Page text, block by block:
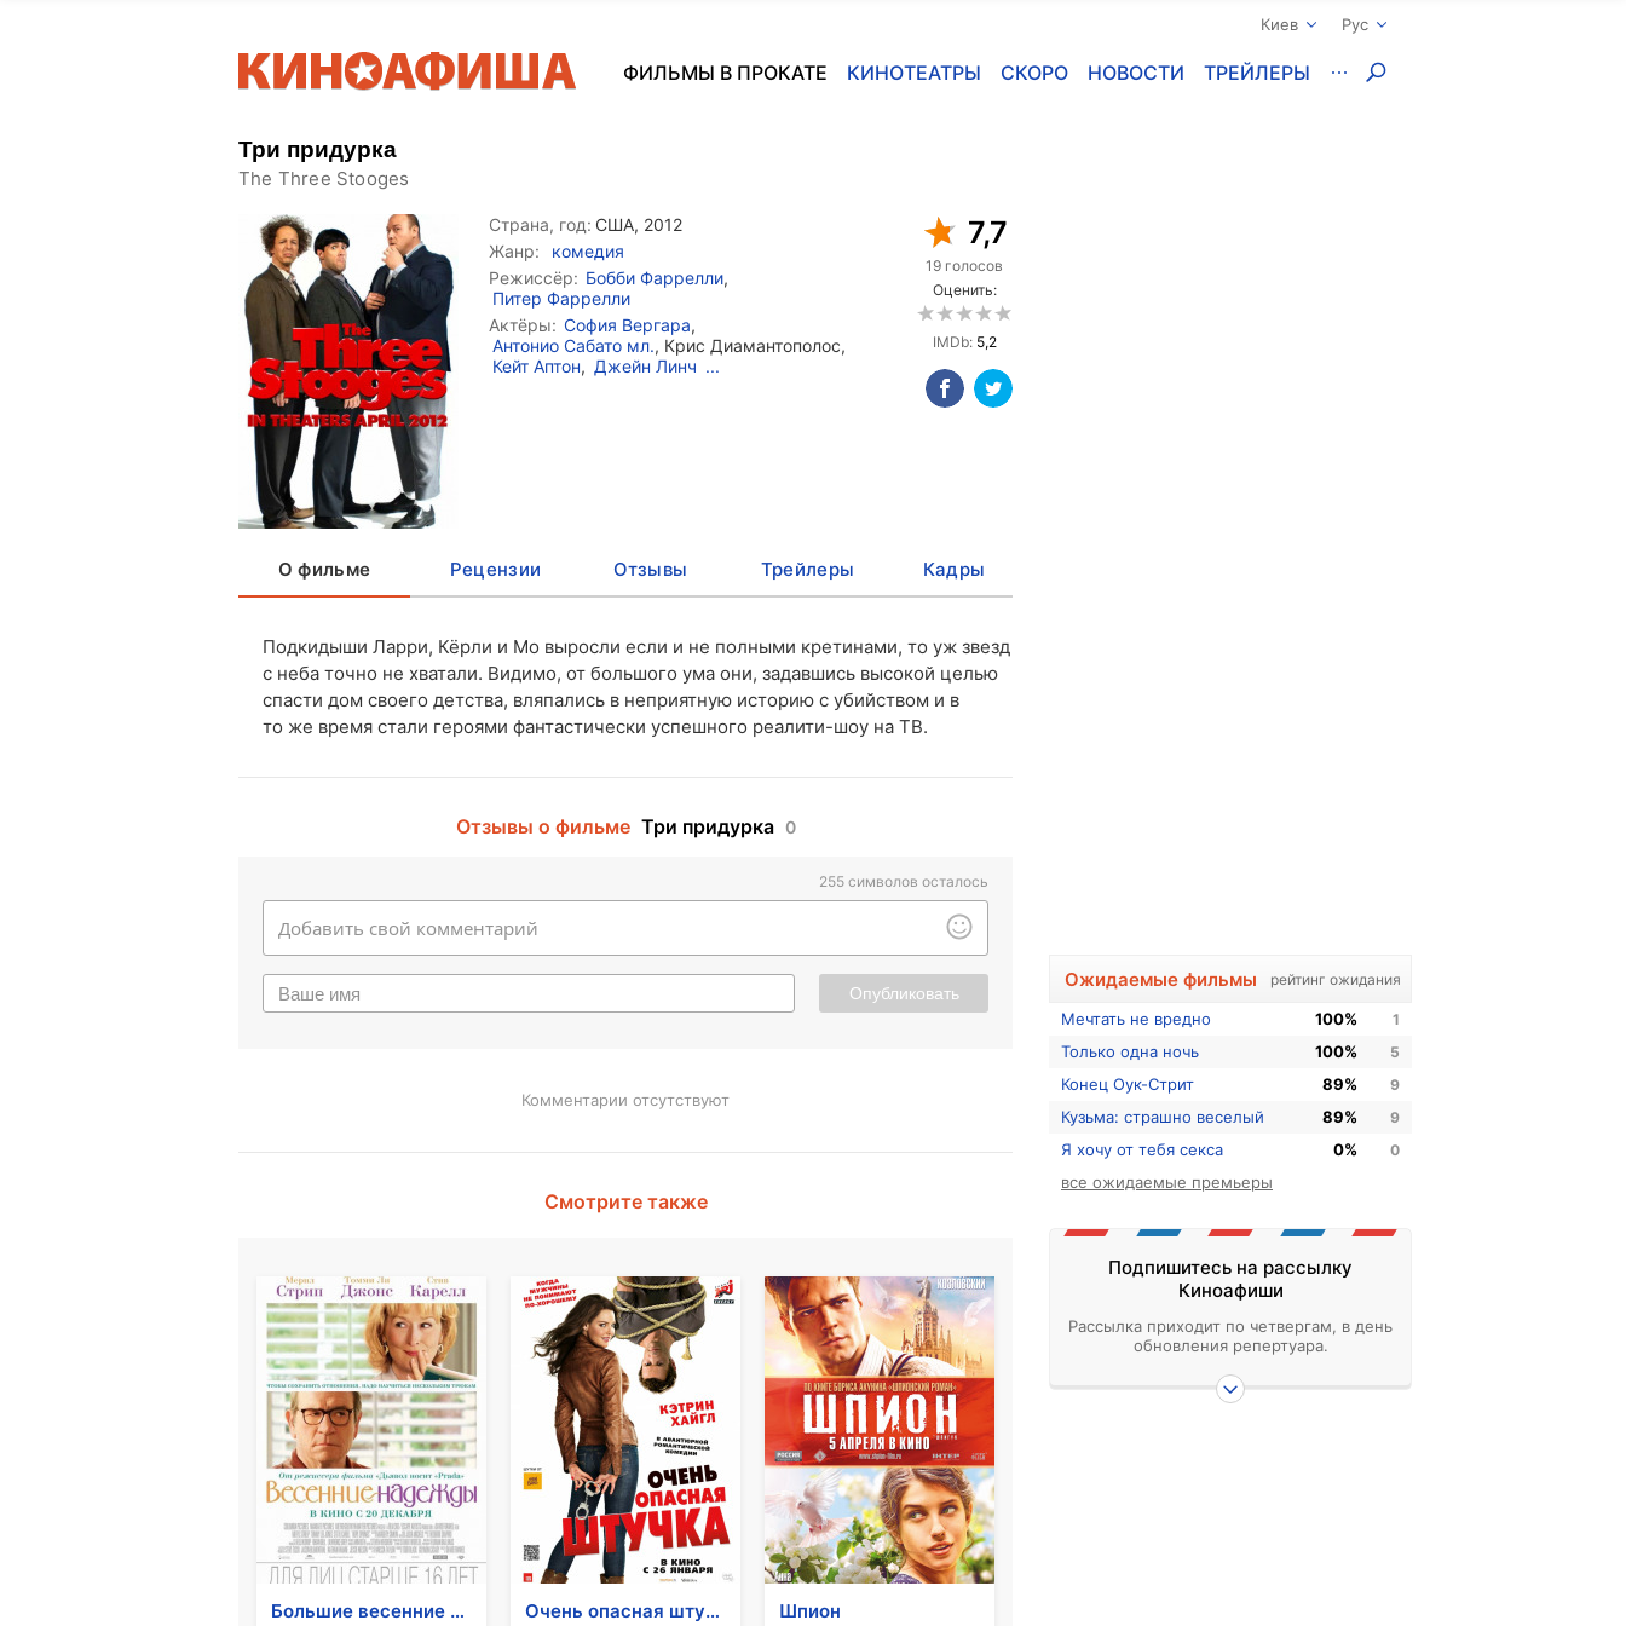
Киев Рус
ФИЛЬМЫ В ПРОКАТЕ КИНОТЕАТРЫ СКОРО НОВОСТИ ТРЕЙЛЕРЫ
Три придурка
The Three Stooges
Страна, год: США, 2012
Жанр:
комедия
Режиссёр: Бобби Фаррелли,
Питер Фаррелли
Актёры: София Вергара,
Антонио Сабато мл., Крис Диамантополос,
Кейт Аптон, Джейн Линч ...
7,7
19 голосов
Оценить:
IMDb: 5,2
О фильме Рецензии Отзывы Трейлеры Кадры
Подкидыши Ларри, Кёрли и Мо выросли если и не полными кретинами, то уж звезд
с неба точно не хватали. Видимо, от большого ума они, задавшись высокой целью
спасти дом своего детства, вляпались в неприятную историю с убийством и в
то же время стали героями фантастически успешного реалити-шоу на ТВ.
Отзывы о фильме Три придурка 0
255 символов осталось
Опубликовать
Комментарии отсутствуют
Смотрите также
Большие весенние надежды Очень опасная штучка Шпион
Ожидаемые фильмы рейтинг ожидания
Мечтать не вредно 100% 1
Только одна ночь 100% 5
Конец Оук-Стрит 89% 9
Кузьма: страшно веселый 89% 9
Я хочу от тебя секса 0% 0
все ожидаемые премьеры
Подпишитесь на рассылку
Киноафиши
Рассылка приходит по четвергам, в день
обновления репертуара.